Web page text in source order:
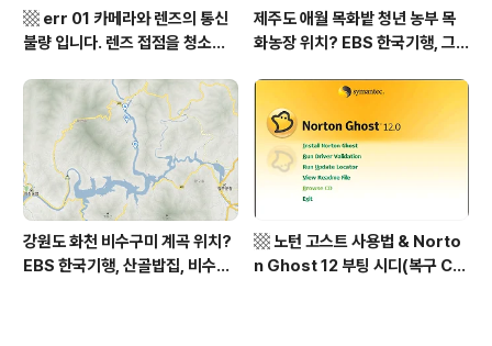
▩ err 01 카메라와 렌즈의 통신
불량 입니다. 렌즈 접점을 청소하
제주도 애월 목화밭 청년 농부 목
화농장 위치? EBS 한국기행, 그
사나이, 애월읍 어음리 정보람 씨
목화 재배 '목화오름' 목화농장 어
디? / 제주도 가볼 만한 곳
강원도 화천 비수구미 계곡 위치?
EBS 한국기행, 산골밥집, 비수구
▩ 노턴 고스트 사용법 & Norto
n Ghost 12 부팅 시디(복구 C